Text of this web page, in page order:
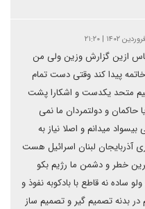
ازین گزارش وزین ولی من
پیدا کند وقتی دست تمام
متحد یکدست و اشکارا پشت
حاکمان و دولتمردان ما نمی
میدانم و اصلا نیاز به
آذربایجان لبنان اسرائیل هست
خطر و دشمن ما رژیم بکو
ساده نه قاطع با بادکوبه نفوذ و
بدنه تصمیم گیر و تصمیم ساز